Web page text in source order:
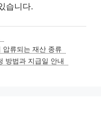
습니다.
압류되는 재산 종류
방법과 지급일 안내